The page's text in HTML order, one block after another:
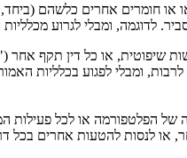
או חומרים אחרים כלשהם
לדוגמה, ומבלי לגרוע
שיפוטית, או כל דין תקף אחר
ומבלי לפגוע בכלליות
של הפלטפורמה או לכל פעילות
או לנסות להטעות אחרים בכל